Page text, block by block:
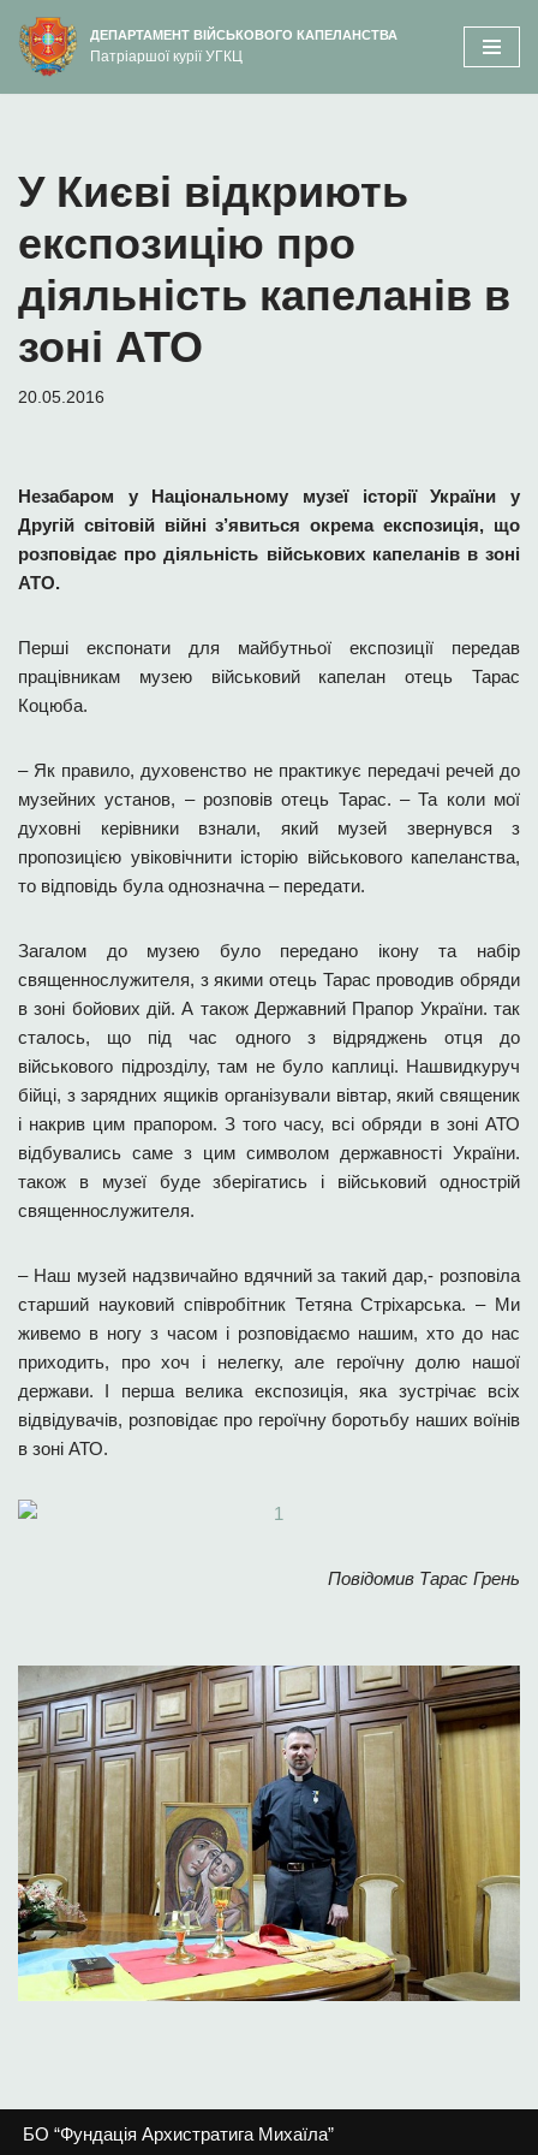
вмісту
Перейти
до
ДЕПАРТАМЕНТ ВІЙСЬКОВОГО КАПЕЛАНСТВА
Патріаршої курії УГКЦ
У Києві відкриють
експозицію про
діяльність капеланів в
зоні АТО
20.05.2016
Незабаром у Національному музеї історії України у
Другій світовій війні з’явиться окрема експозиція, що
розповідає про діяльність військових капеланів в зоні
АТО.
Перші експонати для майбутньої експозиції передав
працівникам музею військовий капелан отець Тарас
Коцюба.
– Як правило, духовенство не практикує передачі речей до
музейних установ, – розповів отець Тарас. – Та коли мої
духовні керівники взнали, який музей звернувся з
пропозицією увіковічнити історію військового капеланства,
то відповідь була однозначна – передати.
Загалом до музею було передано ікону та набір
священнослужителя, з якими отець Тарас проводив обряди
в зоні бойових дій. А також Державний Прапор України. так
сталось, що під час одного з відряджень отця до
військового підрозділу, там не було каплиці. Нашвидкуруч
бійці, з зарядних ящиків організували вівтар, який священик
і накрив цим прапором. З того часу, всі обряди в зоні АТО
відбувались саме з цим символом державності України.
також в музеї буде зберігатись і військовий однострій
священнослужителя.
– Наш музей надзвичайно вдячний за такий дар,- розповіла
старший науковий співробітник Тетяна Стріхарська. – Ми
живемо в ногу з часом і розповідаємо нашим, хто до нас
приходить, про хоч і нелегку, але героїчну долю нашої
держави. І перша велика експозиція, яка зустрічає всіх
відвідувачів, розповідає про героїчну боротьбу наших воїнів
в зоні АТО.
Повідомив Тарас Грень
БО “Фундація Архистратига Михаїла”